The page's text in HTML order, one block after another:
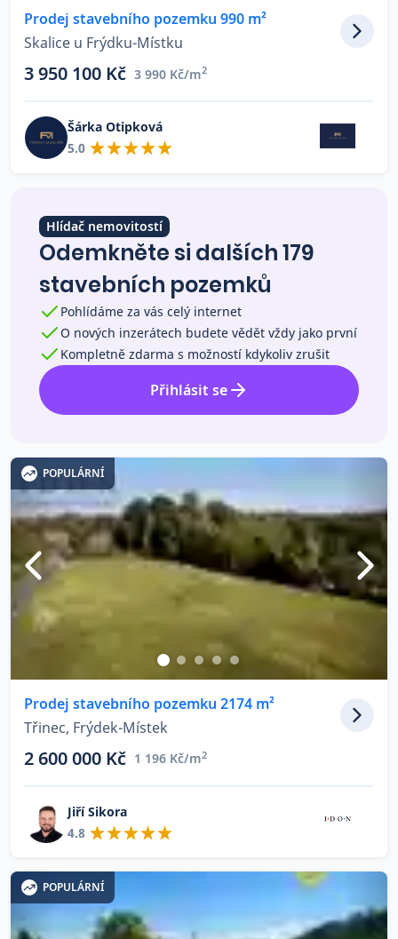
Co říkají naši zákazníci
O nás
Kariéra
Kontakt
Prodej stavebního pozemku 990 m²
Skalice u Frýdku-Místku
3 950 100 Kč 3 990 Kč/m2
Šárka Otipková
5.0
Hlídač nemovitostí
Odemkněte si dalších 179
stavebních pozemků
Pohlídáme za vás celý internet
O nových inzerátech budete vědět vždy jako první
Kompletně zdarma s možností kdykoliv zrušit
Přihlásit se
POPULÁRNÍ
Prodej stavebního pozemku 2174 m²
Třinec, Frýdek-Místek
2 600 000 Kč 1 196 Kč/m2
Jiří Sikora
4.8
POPULÁRNÍ